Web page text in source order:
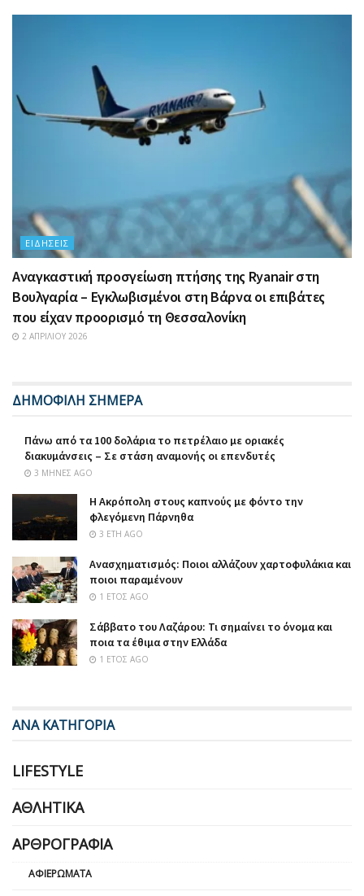
ΕΙΔΉΣΕΙΣ
Αναγκαστική προσγείωση πτήσης της Ryanair στη
Βουλγαρία – Εγκλωβισμένοι στη Βάρνα οι επιβάτες
που είχαν προορισμό τη Θεσσαλονίκη
2 ΑΠΡΙΛΊΟΥ 2026
ΔΗΜΟΦΙΛΗ ΣΗΜΕΡΑ
Πάνω από τα 100 δολάρια το πετρέλαιο με οριακές
διακυμάνσεις – Σε στάση αναμονής οι επενδυτές
3 ΜΉΝΕΣ AGO
Η Ακρόπολη στους καπνούς με φόντο την
φλεγόμενη Πάρνηθα
3 ΈΤΗ AGO
Ανασχηματισμός: Ποιοι αλλάζουν χαρτοφυλάκια και
ποιοι παραμένουν
1 ΈΤΟΣ AGO
Σάββατο του Λαζάρου: Τι σημαίνει το όνομα και
ποια τα έθιμα στην Ελλάδα
1 ΈΤΟΣ AGO
ΑΝΑ ΚΑΤΗΓΟΡΙΑ
LIFESTYLE
ΑΘΛΗΤΙΚΆ
ΑΡΘΡΟΓΡΑΦΊΑ
ΑΦΙΕΡΏΜΑΤΑ